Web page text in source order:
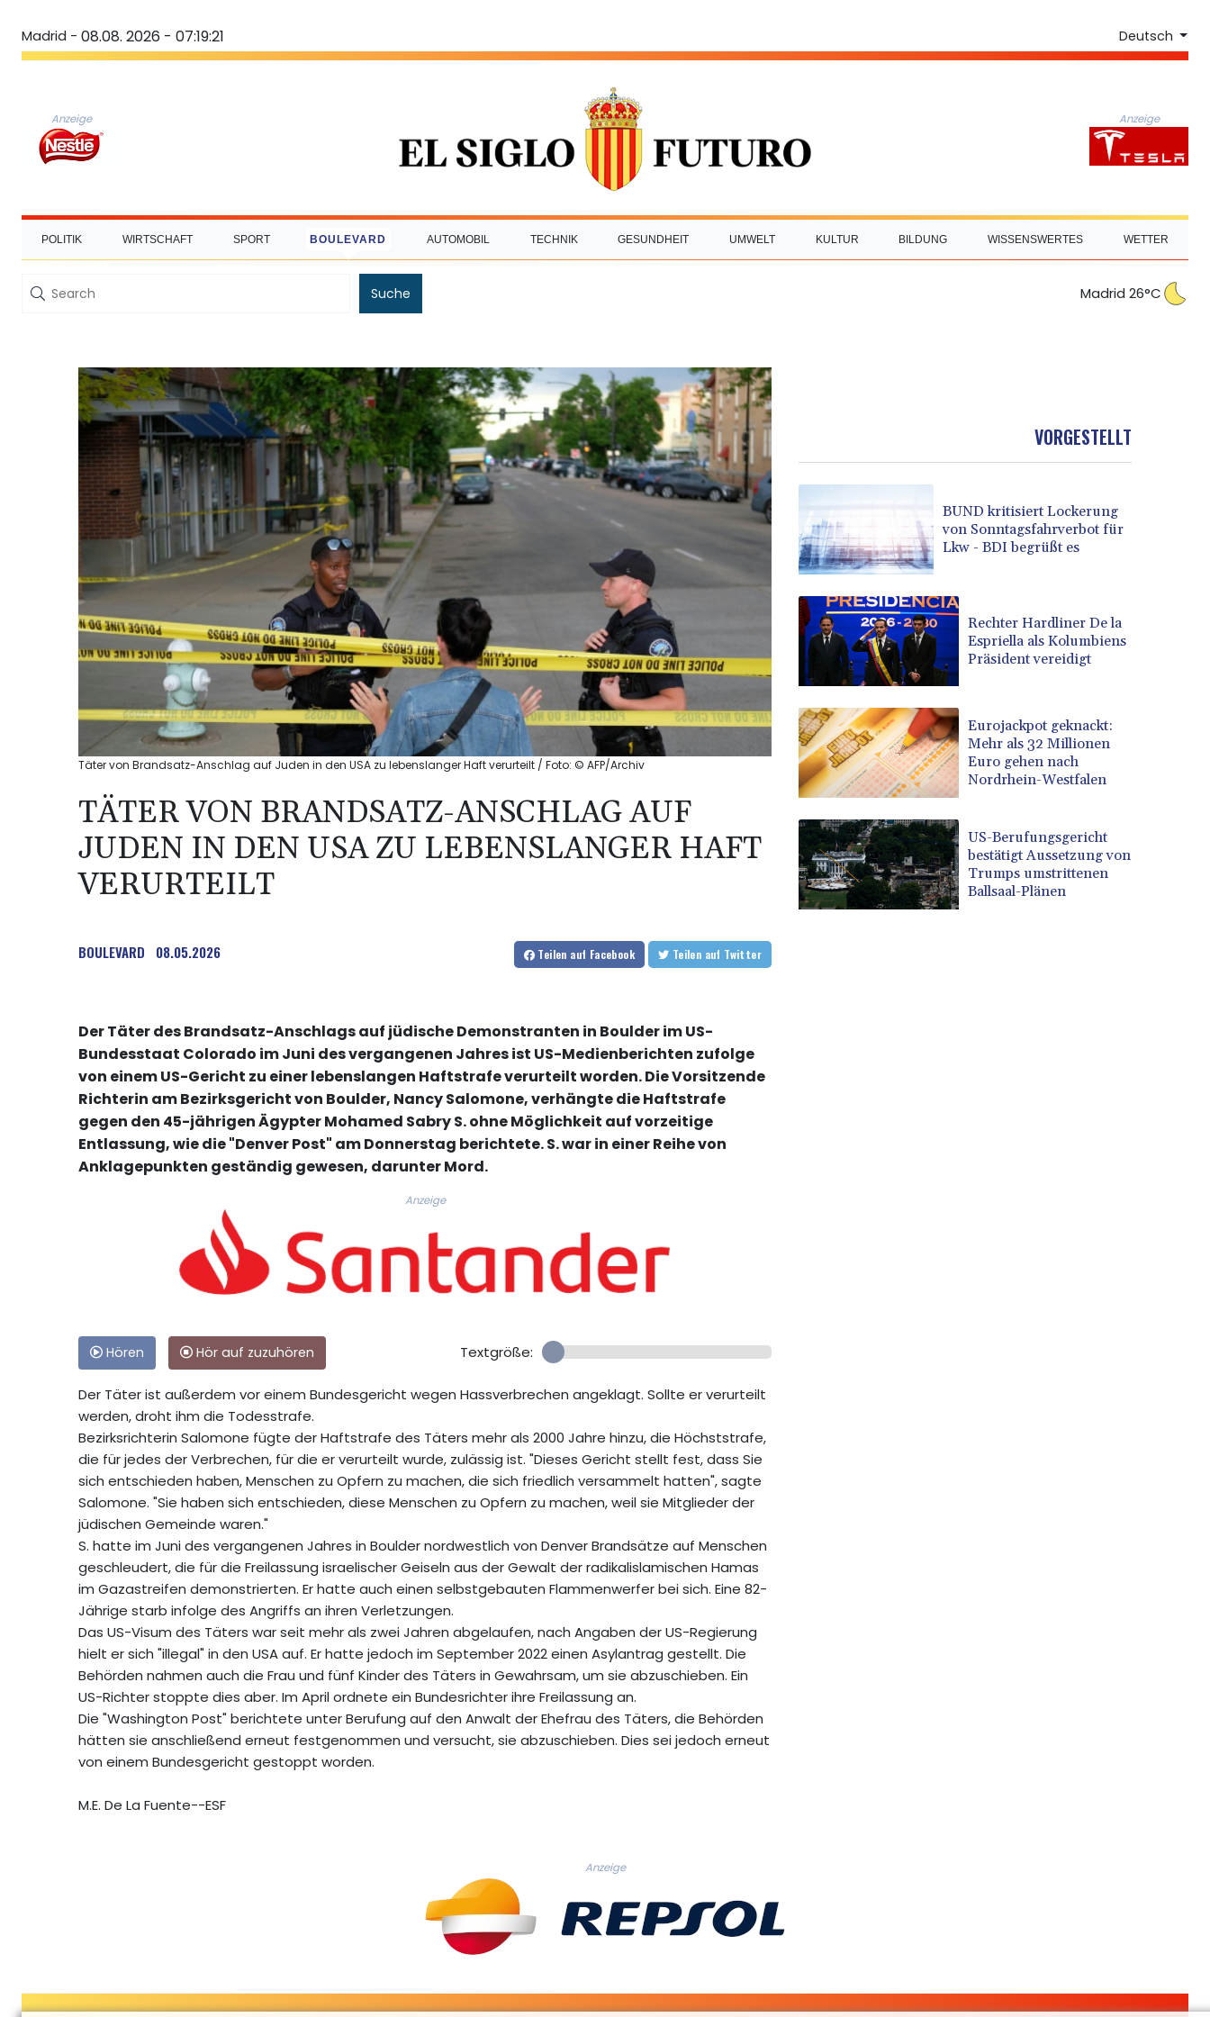
Madrid - 08.08. 2026 - 07:19:21 Deutsch
Anzeige Anzeige
POLITIK WIRTSCHAFT SPORT BOULEVARD AUTOMOBIL TECHNIK GESUNDHEIT UMWELT KULTUR BILDUNG WISSENSWERTES WETTER
Suche Madrid 26°C
Täter von Brandsatz-Anschlag auf Juden in den USA zu lebenslanger Haft verurteilt / Foto: © AFP/Archiv
TÄTER VON BRANDSATZ-ANSCHLAG AUF
JUDEN IN DEN USA ZU LEBENSLANGER HAFT
VERURTEILT
BOULEVARD 08.05.2026 Teilen auf Facebook Teilen auf Twitter
Der Täter des Brandsatz-Anschlags auf jüdische Demonstranten in Boulder im US-
Bundesstaat Colorado im Juni des vergangenen Jahres ist US-Medienberichten zufolge
von einem US-Gericht zu einer lebenslangen Haftstrafe verurteilt worden. Die Vorsitzende
Richterin am Bezirksgericht von Boulder, Nancy Salomone, verhängte die Haftstrafe
gegen den 45-jährigen Ägypter Mohamed Sabry S. ohne Möglichkeit auf vorzeitige
Entlassung, wie die "Denver Post" am Donnerstag berichtete. S. war in einer Reihe von
Anklagepunkten geständig gewesen, darunter Mord.
Anzeige
Hören Hör auf zuzuhören Textgröße:
Der Täter ist außerdem vor einem Bundesgericht wegen Hassverbrechen angeklagt. Sollte er verurteilt
werden, droht ihm die Todesstrafe.
Bezirksrichterin Salomone fügte der Haftstrafe des Täters mehr als 2000 Jahre hinzu, die Höchststrafe,
die für jedes der Verbrechen, für die er verurteilt wurde, zulässig ist. "Dieses Gericht stellt fest, dass Sie
sich entschieden haben, Menschen zu Opfern zu machen, die sich friedlich versammelt hatten", sagte
Salomone. "Sie haben sich entschieden, diese Menschen zu Opfern zu machen, weil sie Mitglieder der
jüdischen Gemeinde waren."
S. hatte im Juni des vergangenen Jahres in Boulder nordwestlich von Denver Brandsätze auf Menschen
geschleudert, die für die Freilassung israelischer Geiseln aus der Gewalt der radikalislamischen Hamas
im Gazastreifen demonstrierten. Er hatte auch einen selbstgebauten Flammenwerfer bei sich. Eine 82-
Jährige starb infolge des Angriffs an ihren Verletzungen.
Das US-Visum des Täters war seit mehr als zwei Jahren abgelaufen, nach Angaben der US-Regierung
hielt er sich "illegal" in den USA auf. Er hatte jedoch im September 2022 einen Asylantrag gestellt. Die
Behörden nahmen auch die Frau und fünf Kinder des Täters in Gewahrsam, um sie abzuschieben. Ein
US-Richter stoppte dies aber. Im April ordnete ein Bundesrichter ihre Freilassung an.
Die "Washington Post" berichtete unter Berufung auf den Anwalt der Ehefrau des Täters, die Behörden
hätten sie anschließend erneut festgenommen und versucht, sie abzuschieben. Dies sei jedoch erneut
von einem Bundesgericht gestoppt worden.
M.E. De La Fuente--ESF
VORGESTELLT
BUND kritisiert Lockerung
von Sonntagsfahrverbot für
Lkw - BDI begrüßt es
Rechter Hardliner De la
Espriella als Kolumbiens
Präsident vereidigt
Eurojackpot geknackt:
Mehr als 32 Millionen
Euro gehen nach
Nordrhein-Westfalen
US-Berufungsgericht
bestätigt Aussetzung von
Trumps umstrittenen
Ballsaal-Plänen
Anzeige